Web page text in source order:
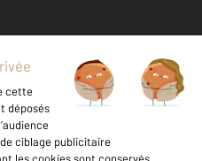
Barèmes d'honoraires
des cookies